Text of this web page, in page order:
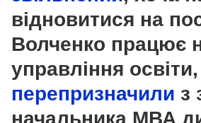
відновитися на
Волченко працює
управління
перепризначили з